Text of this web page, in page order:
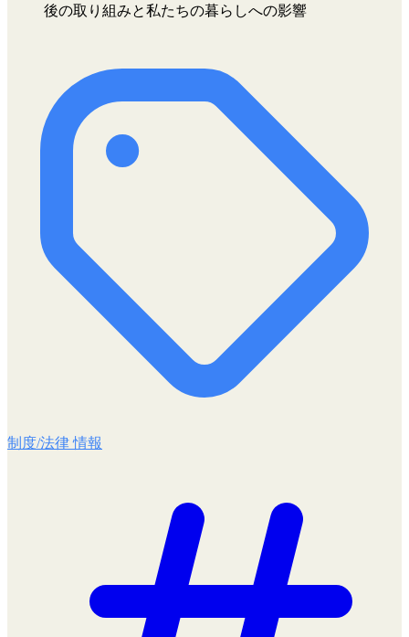
後の取り組みと私たちの暮らしへの影響
制度/法律 情報